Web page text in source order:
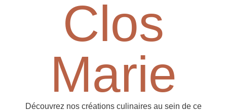
Clos
Marie
Découvrez nos créations culinaires au sein de ce